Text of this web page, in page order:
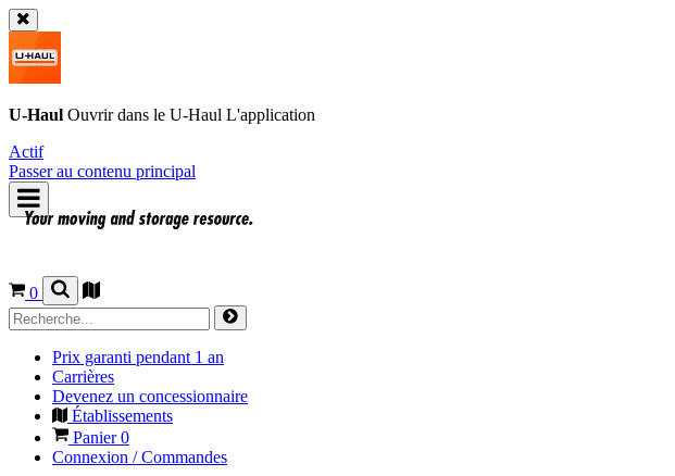
U-Haul Ouvrir dans le U-Haul L'application
Actif
Passer au contenu principal
0
Prix garanti pendant 1 an
Carrières
Devenez un concessionnaire
Établissements
Panier0
Connexion / Commandes